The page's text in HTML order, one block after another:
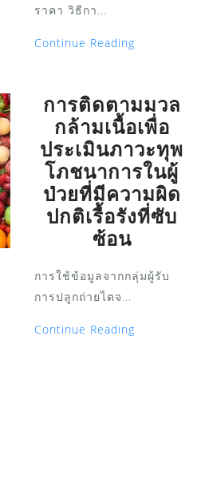
ราคา วิธีกา...
Continue Reading
การติดตามมวล
กล้ามเนื้อเพื่อ
ประเมินภาวะทุพ
โภชนาการในผู้
ป่วยที่มีความผิด
ปกติเรื้อรังที่ซับ
ซ้อน
การใช้ข้อมูลจากกลุ่มผู้รับ
การปลูกถ่ายไตจ...
Continue Reading